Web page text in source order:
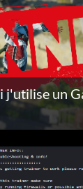
j'utilise un